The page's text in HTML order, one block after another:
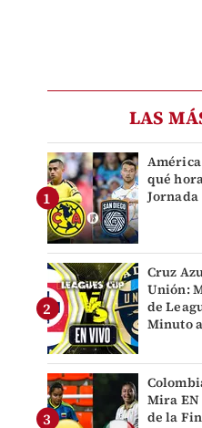
LAS
América
qué
Jornada
Cruz
Unión:
de
Minuto
Mira
de la